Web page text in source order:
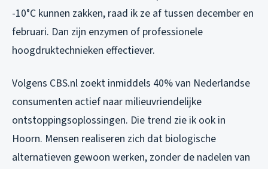
-10°C kunnen zakken, raad ik ze af tussen december en
februari. Dan zijn enzymen of professionele
hoogdruktechnieken effectiever.
Volgens CBS.nl zoekt inmiddels 40% van Nederlandse
consumenten actief naar milieuvriendelijke
ontstoppingsoplossingen. Die trend zie ik ook in
Hoorn. Mensen realiseren zich dat biologische
alternatieven gewoon werken, zonder de nadelen van